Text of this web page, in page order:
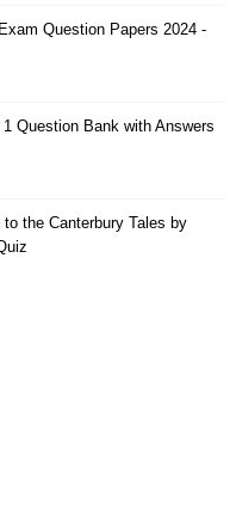
Question Papers 2024 -
Question Bank with Answers
the Canterbury Tales by